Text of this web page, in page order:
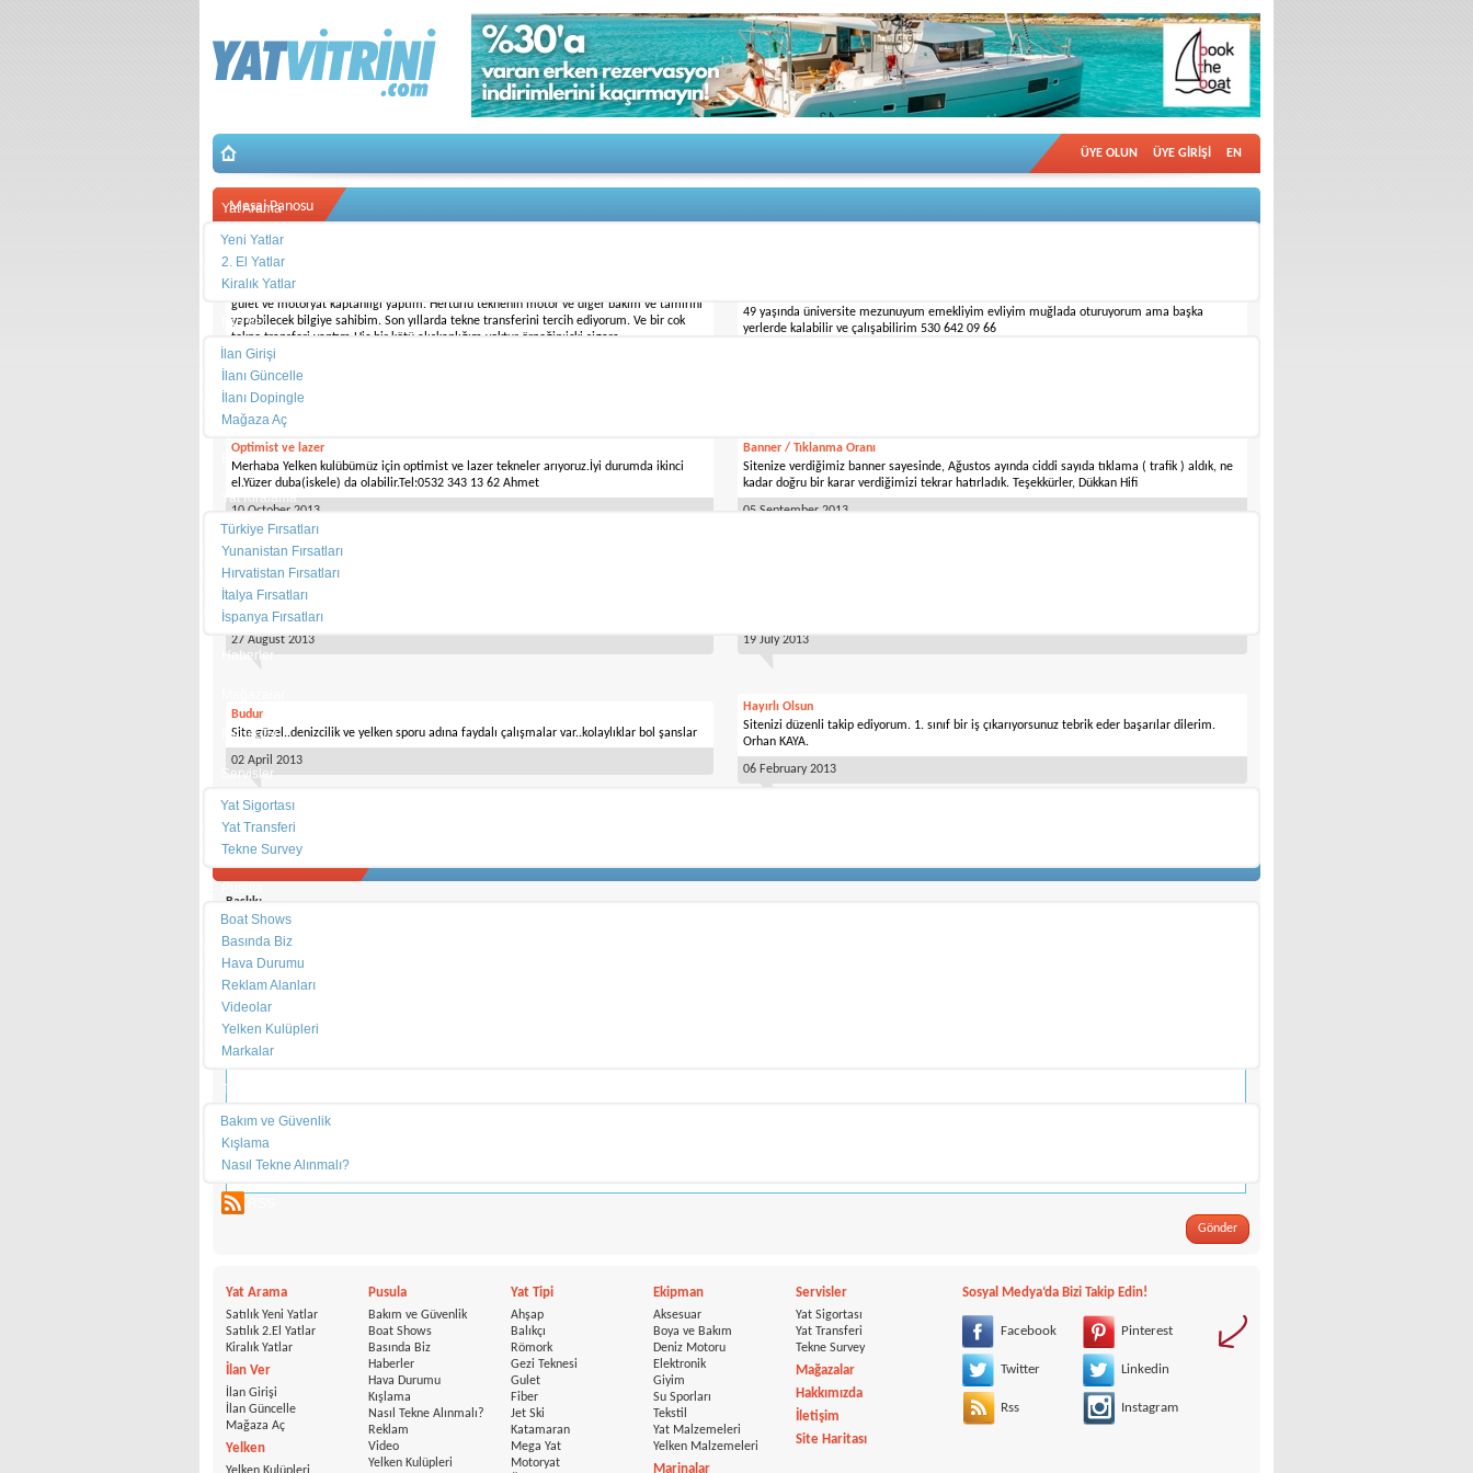
ÜYE OLUN ÜYE GİRİŞİ EN
Yat Arama
Yeni Yatlar
2. El Yatlar
Kiralık Yatlar
İlan Ver
İlan Girişi
İlanı Güncelle
İlanı Dopingle
Mağaza Aç
Ekipman
Yat Kiralama
Türkiye Fırsatları
Yunanistan Fırsatları
Hırvatistan Fırsatları
İtalya Fırsatları
İspanya Fırsatları
Haberler
Marinalar
Servisler
Yat Sigortası
Yat Transferi
Tekne Survey
Boat Shows
Basında Biz
Hava Durumu
Reklam Alanları
Videolar
Yelken Kulüpleri
Markalar
Teknik
Bakım ve Güvenlik
Kışlama
Nasıl Tekne Alınmalı?
Mesaj Panosu
sahibim.Ayrıca derin su sanayi dalgıcıyım.15 yıldan beri denizle iç içe olup yelken teknesi,
gulet ve motoryat kaptanlığı yaptım. Hertürlü teknenin motor ve diğer bakım ve tamirini
yapabilecek bilgiye sahibim. Son yıllarda tekne transferini tercih ediyorum. Ve bir cok
tekne transferi yaptım.Hiç bir kötü alışkanlığım yoktur örneğin:içki sigara
gibi.Evliyim.Hertürlü teknenin transferini güvenle yapabilirim.Firmanız
14 November 2013
49 yaşında üniversite mezunuyum emekliyim evliyim muğlada oturuyorum ama başka
yerlerde kalabilir ve çalışabilirim 530 642 09 66
Optimist ve lazer
Merhaba Yelken kulübümüz için optimist ve lazer tekneler arıyoruz.İyi durumda ikinci
el.Yüzer duba(iskele) da olabilir.Tel:0532 343 13 62 Ahmet
10 October 2013
Banner / Tıklanma Oranı
Sitenize verdiğimiz banner sayesinde, Ağustos ayında ciddi sayıda tıklama ( trafik ) aldık, ne
kadar doğru bir karar verdiğimizi tekrar hatırladık. Teşekkürler, Dükkan Hifi
05 September 2013
satılık sürat teknesi
link; http://yatvitrini.com/satilik-surat-teknesi.aspx?pageID=96&aid=3265 buradan bize
ulaşabilirsiniz. E- posta adresimiz; m_mecuk@hotmail.com ...
27 August 2013 19 July 2013
Budur
Site güzel..denizcilik ve yelken sporu adına faydalı çalışmalar var..kolaylıklar bol şanslar
02 April 2013
Hayırlı Olsun
Sitenizi düzenli takip ediyorum. 1. sınıf bir iş çıkarıyorsunuz tebrik eder başarılar dilerim.
Orhan KAYA.
06 February 2013
« 1 2 3 4 5 6 7
Mesaj Panosuna Yaz
Başlık:
Gönder
Yat Arama
Satılık Yeni Yatlar
Satılık 2.El Yatlar
Kiralık Yatlar
İlan Ver
İlan Girişi
İlan Güncelle
Mağaza Aç
Yelken
Pusula
Bakım ve Güvenlik
Boat Shows
Basında Biz
Haberler
Hava Durumu
Kışlama
Nasıl Tekne Alınmalı?
Reklam
Video
Yelken Kulüpleri
Yat Tipi
Ahşap
Balıkçı
Römork
Gezi Teknesi
Gulet
Fiber
Jet Ski
Katamaran
Mega Yat
Motoryat
Ekipman
Aksesuar
Boya ve Bakım
Deniz Motoru
Elektronik
Giyim
Su Sporları
Tekstil
Yat Malzemeleri
Yelken Malzemeleri
Marinalar
Servisler
Yat Sigortası
Yat Transferi
Tekne Survey
Mağazalar
Hakkımızda
İletişim
Site Haritası
Sosyal Medya‘da Bizi Takip Edin!
Facebook Pinterest
Twitter Linkedin
Rss Instagram